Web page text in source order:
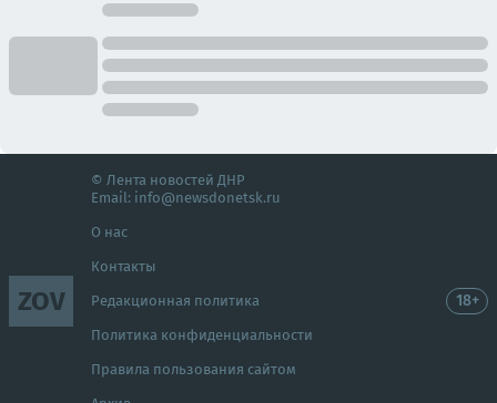
ZOV
© Лента новостей ДНР
Email: info@newsdonetsk.ru
О нас
Контакты
Редакционная политика
Политика конфиденциальности
Правила пользования сайтом
18+